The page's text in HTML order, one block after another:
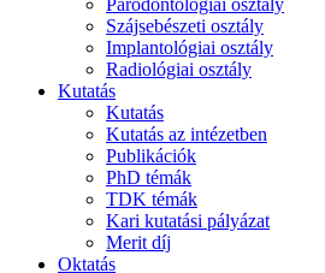
Parodontológiai osztály
Szájsebészeti osztály
Implantológiai osztály
Radiológiai osztály
Kutatás
Kutatás
Kutatás az intézetben
Publikációk
PhD témák
TDK témák
Kari kutatási pályázat
Merit díj
Oktatás